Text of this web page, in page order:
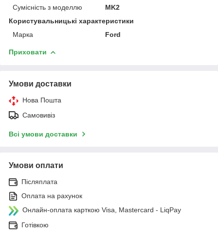
Сумісність з моделлю
MK2
Користувальницькі характеристики
Марка
Ford
Приховати
Умови доставки
Нова Пошта
Самовивіз
Всі умови доставки
Умови оплати
Післяплата
Оплата на рахунок
Онлайн-оплата карткою Visa, Mastercard - LiqPay
Готівкою